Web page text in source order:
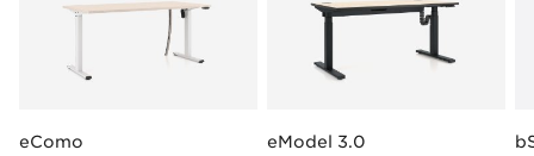
eComo eModel 3.0